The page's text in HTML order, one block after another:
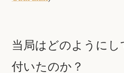
当局はどのように
付いたのか？